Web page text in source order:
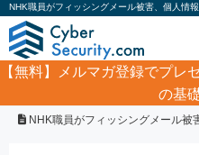
NHK職員がフィッシングメール被害、個人情
【無料】
メルマガ登録でプレ
の基
サイバーセキュリテ
NHK職員がフィッシングメール被